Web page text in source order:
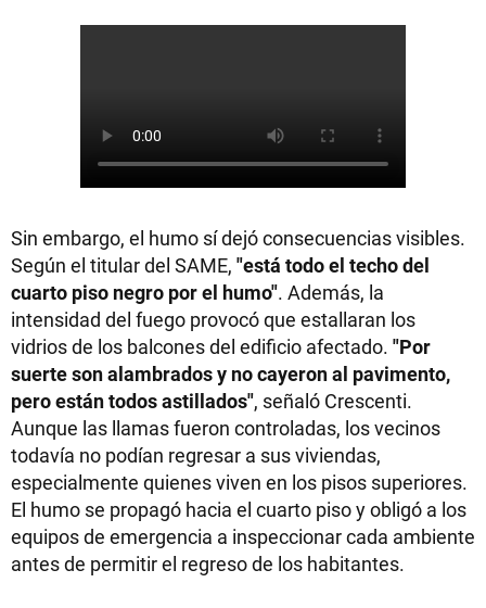
Sin embargo, el humo sí dejó consecuencias visibles.
Según el titular del SAME, "está todo el techo del
cuarto piso negro por el humo". Además, la
intensidad del fuego provocó que estallaran los
vidrios de los balcones del edificio afectado. "Por
suerte son alambrados y no cayeron al pavimento,
pero están todos astillados", señaló Crescenti.
Aunque las llamas fueron controladas, los vecinos
todavía no podían regresar a sus viviendas,
especialmente quienes viven en los pisos superiores.
El humo se propagó hacia el cuarto piso y obligó a los
equipos de emergencia a inspeccionar cada ambiente
antes de permitir el regreso de los habitantes.